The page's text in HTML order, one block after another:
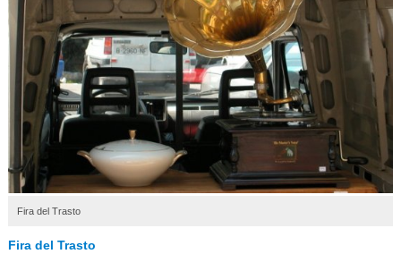
Fira del Trasto
Fira del Trasto